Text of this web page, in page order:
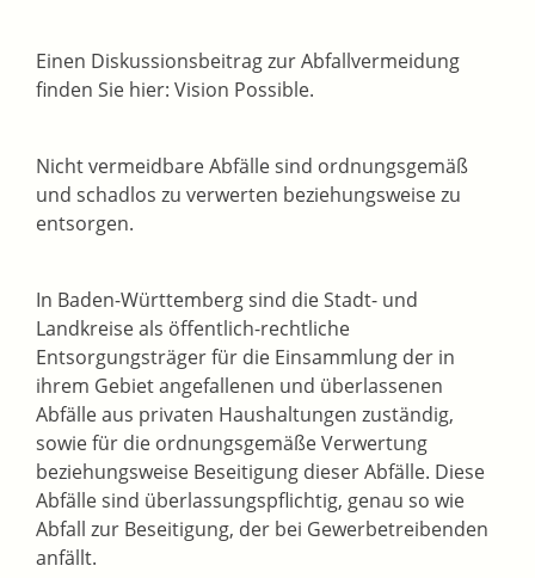
Einen Diskussionsbeitrag zur Abfallvermeidung
finden Sie hier: Vision Possible.
Nicht vermeidbare Abfälle sind ordnungsgemäß
und schadlos zu verwerten beziehungsweise zu
entsorgen.
In Baden-Württemberg sind die Stadt- und
Landkreise als öffentlich-rechtliche
Entsorgungsträger für die Einsammlung der in
ihrem Gebiet angefallenen und überlassenen
Abfälle aus privaten Haushaltungen zuständig,
sowie für die ordnungsgemäße Verwertung
beziehungsweise Beseitigung dieser Abfälle. Diese
Abfälle sind überlassungspflichtig, genau so wie
Abfall zur Beseitigung, der bei Gewerbetreibenden
anfällt.